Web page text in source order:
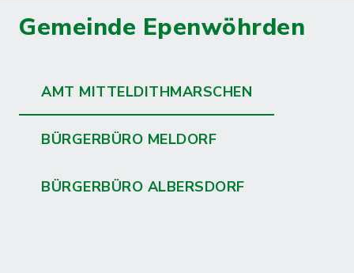
Gemeinde Epenwöhrden
AMT MITTELDITHMARSCHEN
BÜRGERBÜRO MELDORF
BÜRGERBÜRO ALBERSDORF